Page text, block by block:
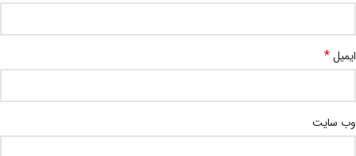
ایمیل*
وب‌ سایت